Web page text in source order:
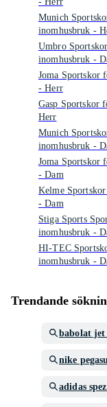
Munich
inomhusbruk -
Umbro
inomhusbruk -
Joma Sportskor
- Herr
Gasp Sportskor
Herr
Munich
inomhusbruk -
Joma Sportskor
- Dam
Kelme
- Dam
Stiga Sports
inomhusbruk -
HI-TEC
inomhusbruk -
Trendande
babolat
nike
adidas